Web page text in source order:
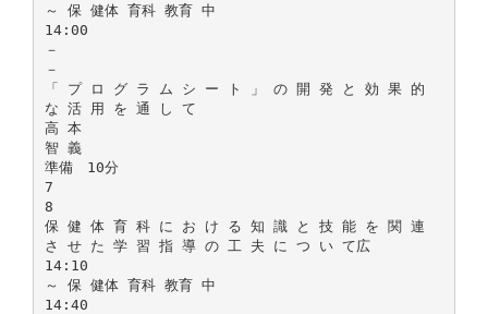
～ 保 健体 育科 教育 中
14:00
－
－
「 プ ロ グ ラ ム シ ー ト 」 の 開 発 と 効 果 的
な 活 用 を 通 し て
高 本
智 義
準備 10分
7
8
保 健 体 育 科 に お け る 知 識 と 技 能 を 関 連
さ せ た 学 習 指 導 の 工 夫 に つ い て広
14:10
～ 保 健体 育科 教育 中
14:40